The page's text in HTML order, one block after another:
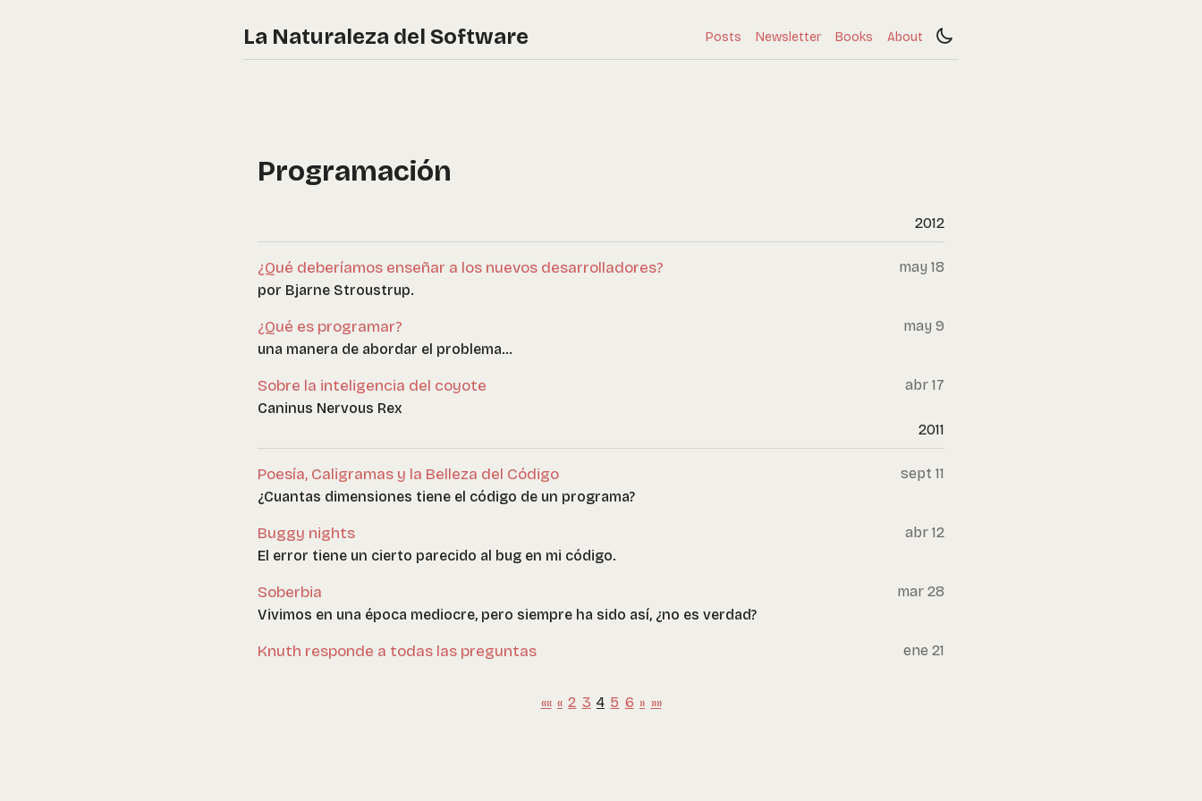
La Naturaleza del Software Posts Newsletter Books About
Programación
2012
¿Qué deberíamos enseñar a los nuevos desarrolladores?
may 18
por Bjarne Stroustrup.
¿Qué es programar?
may 9
una manera de abordar el problema...
Sobre la inteligencia del coyote
abr 17
Caninus Nervous Rex
2011
Poesía, Caligramas y la Belleza del Código
sept 11
¿Cuantas dimensiones tiene el código de un programa?
Buggy nights
abr 12
El error tiene un cierto parecido al bug en mi código.
Soberbia
mar 28
Vivimos en una época mediocre, pero siempre ha sido así, ¿no es verdad?
Knuth responde a todas las preguntas ene 21
«« « 2 3 4 5 6 » »»